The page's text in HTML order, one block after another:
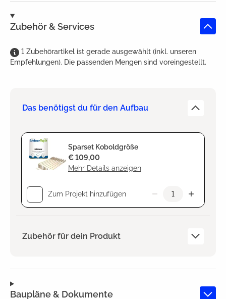
Zubehör & Services
1 Zubehörartikel ist gerade ausgewählt (inkl. unseren
Empfehlungen). Die passenden Mengen sind voreingestellt.
Das benötigst du für den Aufbau
Sparset Koboldgröße
Mehr Details anzeigen
€ 109,00
Zum Projekt hinzufügen
Zubehör für dein Produkt
Baupläne & Dokumente